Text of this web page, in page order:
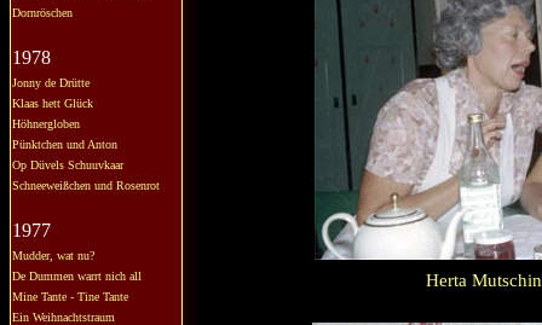
Dornröschen
1978
Jonny de Drütte
Klaas hett Glück
Höhnergloben
Pünktchen und Anton
Op Düvels Schuuvkaar
Schneeweißchen und Rosenrot
1977
Mudder, wat nu?
De Dummen warrt nich all
Mine Tante - Tine Tante
Ein Weihnachtstraum
Herta